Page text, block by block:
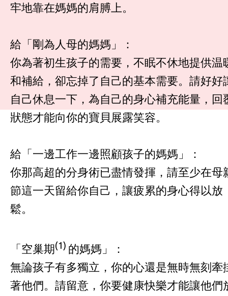
牢地靠在媽媽的肩膊上。
給「剛為人母的媽媽」：
你為著初生孩子的需要，不眠不休地提供温
和補給，卻忘掉了自己的基本需要。請好好
自己休息一下，為自己的身心補充能量，回
狀態才能向你的寶貝展露笑容。
給「一邊工作一邊照顧孩子的媽媽」：
你那高超的分身術已盡情發揮，請至少在母
節這一天留給你自己，讓疲累的身心得以放
鬆。
「空巢期(1) 的媽媽」：
無論孩子有多獨立，你的心還是無時無刻牽
著他們。請留意，你要健康快樂才能讓他們